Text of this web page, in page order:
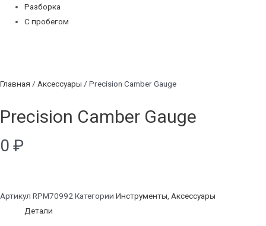
Разборка
С пробегом
Главная / Аксессуары / Precision Camber Gauge
Precision Camber Gauge
0 ₽
Артикул RPM70992Категории Инструменты, Аксессуары
Детали